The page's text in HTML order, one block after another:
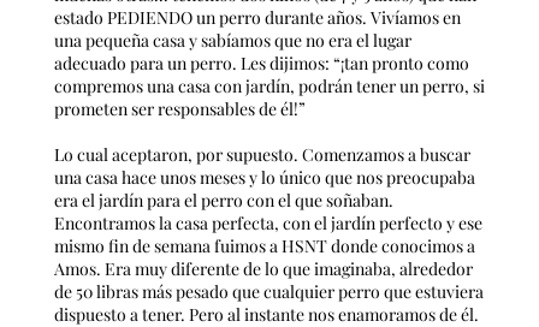
estado PEDIENDO un perro durante años. Vivíamos en
una pequeña casa y sabíamos que no era el lugar
adecuado para un perro. Les dijimos: “¡tan pronto como
compremos una casa con jardín, podrán tener un perro, si
prometen ser responsables de él!”
Lo cual aceptaron, por supuesto. Comenzamos a buscar
una casa hace unos meses y lo único que nos preocupaba
era el jardín para el perro con el que soñaban.
Encontramos la casa perfecta, con el jardín perfecto y ese
mismo fin de semana fuimos a HSNT donde conocimos a
Amos. Era muy diferente de lo que imaginaba, alrededor
de 50 libras más pesado que cualquier perro que estuviera
dispuesto a tener. Pero al instante nos enamoramos de él.